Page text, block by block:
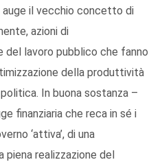
auge il vecchio concetto di
azioni di
del lavoro pubblico che fanno
della produttività
In buona sostanza –
finanziaria che reca in sé i
‘attiva’, di una
realizzazione del